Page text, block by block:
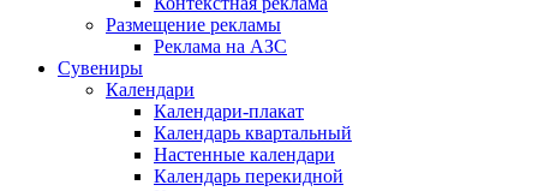
Размещение рекламы
Реклама на АЗС
Сувениры
Календари
Календари-плакат
Календарь квартальный
Настенные календари
Календарь перекидной